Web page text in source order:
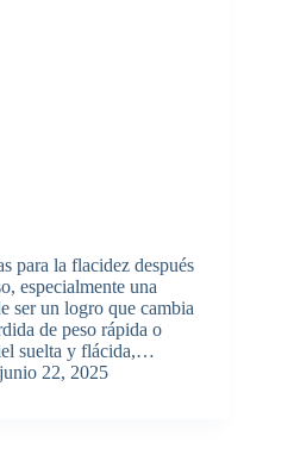
para la flacidez después
especialmente una
ser un logro que cambia
de peso rápida o
suelta y flácida,…
junio 22, 2025